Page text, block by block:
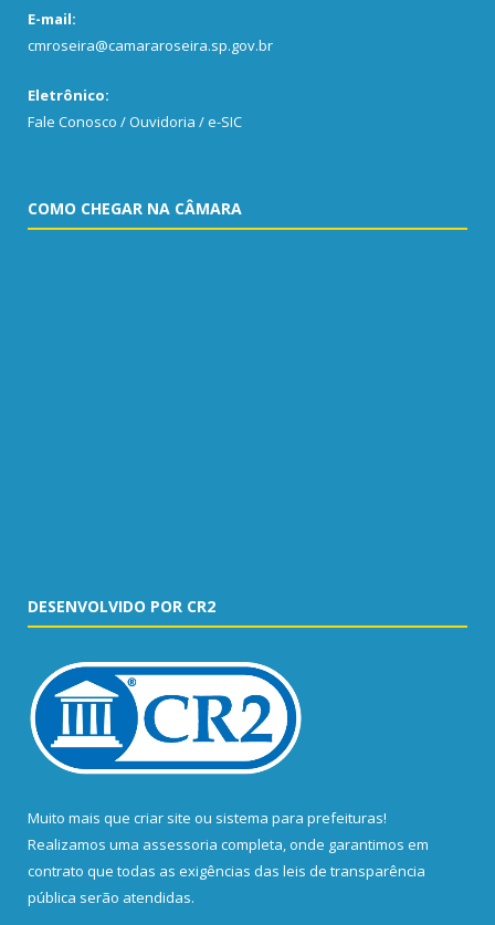
E-mail:
cmroseira@camararoseira.sp.gov.br
Eletrônico:
Fale Conosco / Ouvidoria / e-SIC
COMO CHEGAR NA CÂMARA
DESENVOLVIDO POR CR2
Muito mais que criar site ou sistema para prefeituras!
Realizamos uma assessoria completa, onde garantimos em
contrato que todas as exigências das leis de transparência
pública serão atendidas.